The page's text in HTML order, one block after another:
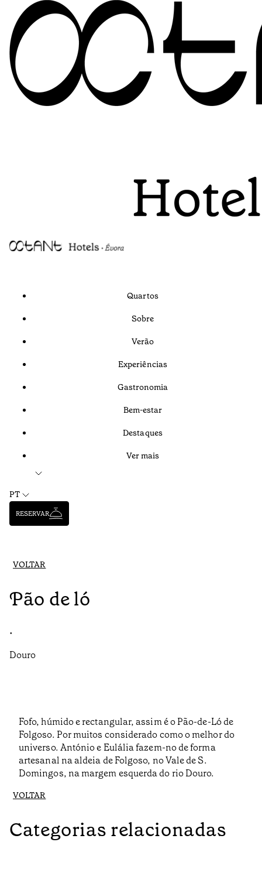
Quartos
Sobre
Verão
Experiências
Gastronomia
Bem-estar
Destaques
Ver mais
PT
RESERVAR
VOLTAR
Pão de ló
•
Douro
Fofo, húmido e rectangular, assim é o Pão-de-Ló de
Folgoso. Por muitos considerado como o melhor do
universo. António e Eulália fazem-no de forma
artesanal na aldeia de Folgoso, no Vale de S.
Domingos, na margem esquerda do rio Douro.
VOLTAR
Categorias relacionadas